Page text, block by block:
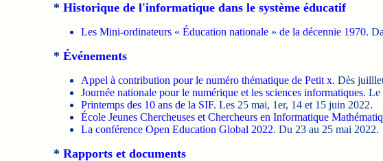
* Historique de l'informatique dans le système éducatif
Les Mini-ordinateurs « Éducation nationale » de la décennie 1970.
* Événements
Appel à contribution pour le numéro thématique de Petit x. Dès
Journée nationale pour le numérique et les sciences informatiques. Le
Printemps des 10 ans de la SIF. Les 25 mai, 1er, 14 et 15 juin 2022.
École Jeunes Chercheuses et Chercheurs en Informatique
La conférence Open Education Global 2022. Du 23 au 25 mai 2022.
* Rapports et documents